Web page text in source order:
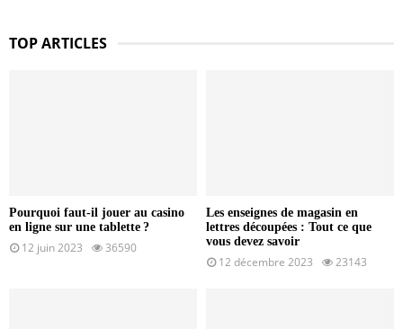
TOP ARTICLES
Pourquoi faut-il jouer au casino
en ligne sur une tablette ?
12 juin 2023 36590
Les enseignes de magasin en
lettres découpées : Tout ce que
vous devez savoir
12 décembre 2023 23143